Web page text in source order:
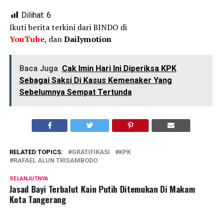
Dilihat: 6
Ikuti berita terkini dari BINDO di
YouTube, danDailymotion
Baca Juga Cak Imin Hari Ini Diperiksa KPK
Sebagai Saksi Di Kasus Kemenaker Yang
Sebelumnya Sempat Tertunda
RELATED TOPICS: GRATIFIKASI
KPK
RAFAEL ALUN TRISAMBODO
SELANJUTNYA
Jasad Bayi Terbalut Kain Putih Ditemukan Di Makam
Kota Tangerang